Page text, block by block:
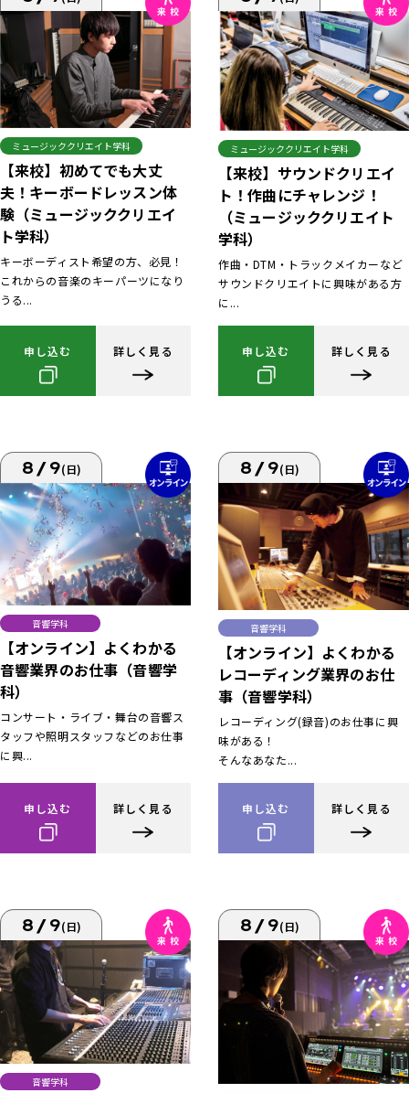
ミュージッククリエイト学科
【来校】初めてでも大丈
夫！キーボードレッスン体
験（ミュージッククリエイ
ト学科）
キーボーディスト希望の方、必見！
これからの音楽のキーパーツになり
うる...
申し込む 詳しく見る
ミュージッククリエイト学科
【来校】サウンドクリエイ
ト！作曲にチャレンジ！
（ミュージッククリエイト
学科）
作曲・DTM・トラックメイカーなど
サウンドクリエイトに興味がある方
に...
申し込む 詳しく見る
8/9(日)
音響学科
【オンライン】よくわかる
音響業界のお仕事（音響学
科）
コンサート・ライブ・舞台の音響ス
タッフや照明スタッフなどのお仕事
に興...
申し込む 詳しく見る
8/9(日)
音響学科
【オンライン】よくわかる
レコーディング業界のお仕
事（音響学科）
レコーディング(録音)のお仕事に興
味がある！
そんなあなた...
申し込む 詳しく見る
8/9(日)
音響学科
8/9(日)